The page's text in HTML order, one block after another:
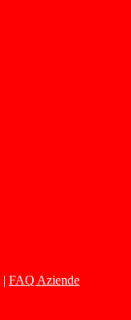
| FAQ Aziende